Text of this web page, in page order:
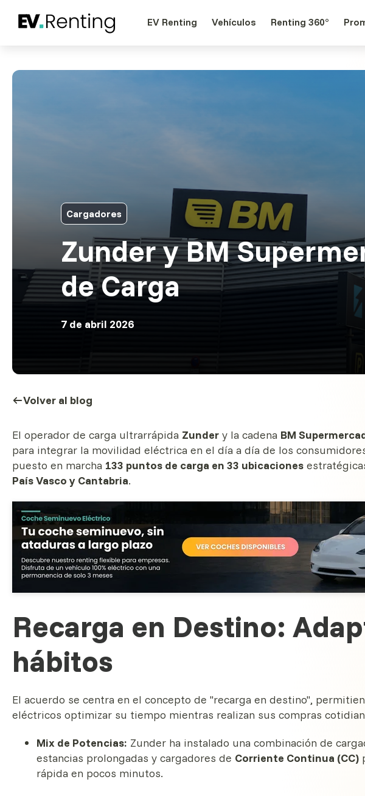
EV Renting Vehículos Renting 360°
Cargadores
Zunder y BM
de Carga
7 de abril 2026
Volver al blog
El operador de carga ultrarrápida Zunder y la cadena BM
para integrar la movilidad eléctrica en el día a día de los
puesto en marcha 133 puntos de carga en 33 ubicaciones
País Vasco y Cantabria.
Recarga en Destino:
hábitos
El acuerdo se centra en el concepto de "recarga en destino",
eléctricos optimizar su tiempo mientras realizan sus compras
Mix de Potencias: Zunder ha instalado una combinación de
estancias prolongadas y cargadores de Corriente Continua (CC)
rápida en pocos minutos.